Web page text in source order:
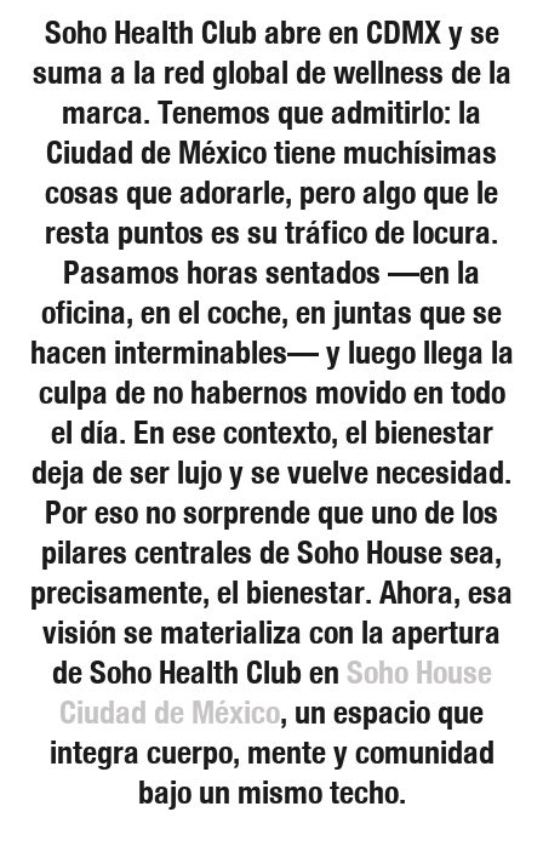
Soho Health Club abre en CDMX y se
suma a la red global de wellness de la
marca. Tenemos que admitirlo: la
Ciudad de México tiene muchísimas
cosas que adorarle, pero algo que le
resta puntos es su tráfico de locura.
Pasamos horas sentados —en la
oficina, en el coche, en juntas que se
hacen interminables— y luego llega la
culpa de no habernos movido en todo
el día. En ese contexto, el bienestar
deja de ser lujo y se vuelve necesidad.
Por eso no sorprende que uno de los
pilares centrales de Soho House sea,
precisamente, el bienestar. Ahora, esa
visión se materializa con la apertura
de Soho Health Club en Soho House
Ciudad de México, un espacio que
integra cuerpo, mente y comunidad
bajo un mismo techo.